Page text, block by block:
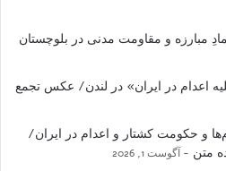
مبارزه و مقاومت مدنی در بلوچستان
اعدام در ایران» در لندن/ عکس تجمع
و حکومت کشتار و اعدام در ایران/
متن
آگوست 1, 2026